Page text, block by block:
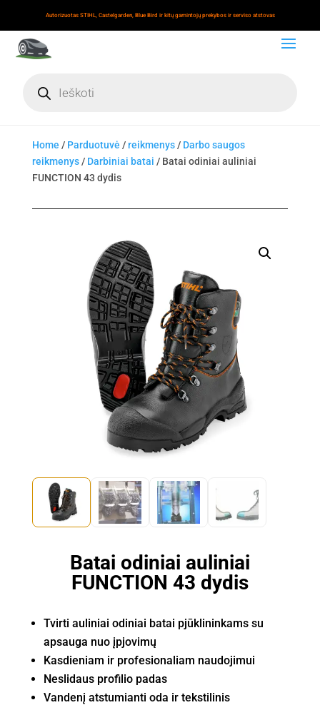
Autorizuotas STIHL, Castelgarden, Blue Bird ir kitų gamintojų prekybos ir serviso atstovas
search
Home / Parduotuvė /reikmenys/ Darbo saugos
reikmenys/ Darbiniai batai / Batai odiniai auliniai
FUNCTION 43 dydis
Batai odiniai auliniai
FUNCTION 43 dydis
Tvirti auliniai odiniai batai pjūklininkams su
apsauga nuo įpjovimų
Kasdieniam ir profesionaliam naudojimui
Neslidaus profilio padas
Vandenį atstumianti oda ir tekstilinis